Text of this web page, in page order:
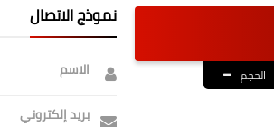
الحجم
نموذج الاتصال
الاسم
بريد إلكتروني